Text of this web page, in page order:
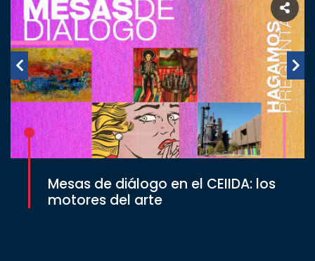
Mesas de diálogo en el CEIIDA: los
motores del arte